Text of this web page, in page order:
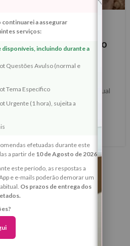
em Carneiro 9
e Recuperação
Interior
Fernandes
de 2026 em Carneiro — Ritual
Libertação de Conflitos e
da Força Interior ...
LER MAIS
a assegurar
serviços:
disponíveis, incluindo durante a
Questões Avulso (normal e
Tema Específico
Urgente (1 hora), sujeita a
efetuadas durante este
a partir de 10 de Agosto de 2026.
este período, as respostas a
e e-mails poderão demorar um
Os prazos de entrega dos